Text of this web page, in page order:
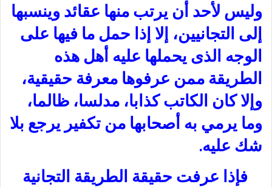
وليس لأحد أن يرتب منها عقائد وينسبها
إلى التجانيين، إلا إذا حمل ما فيها على
الوجه الذى يحملها عليه أهل هذه
الطريقة ممن عرفوها معرفة حقيقية،
وإلا كان الكاتب كذابا، مدلسا، ظالما،
وما يرمي به أصحابها من تكفير يرجع بلا
شك عليه.
فإذا عرفت حقيقة الطريقة التجانية